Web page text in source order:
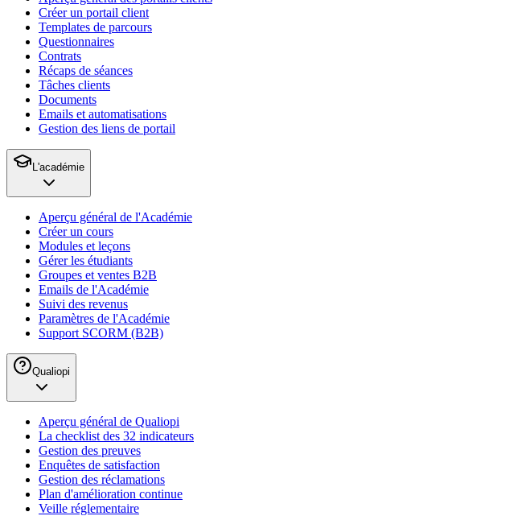
Créer un portail client
Templates de parcours
Questionnaires
Contrats
Récaps de séances
Tâches clients
Documents
Emails et automatisations
Gestion des liens de portail
L'académie
Aperçu général de l'Académie
Créer un cours
Modules et leçons
Gérer les étudiants
Groupes et ventes B2B
Emails de l'Académie
Suivi des revenus
Paramètres de l'Académie
Support SCORM (B2B)
Qualiopi
Aperçu général de Qualiopi
La checklist des 32 indicateurs
Gestion des preuves
Enquêtes de satisfaction
Gestion des réclamations
Plan d'amélioration continue
Veille réglementaire